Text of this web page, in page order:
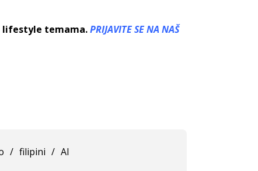
lifestyle temama.PRIJAVITE SE NA NAŠ
/ filipini / AI